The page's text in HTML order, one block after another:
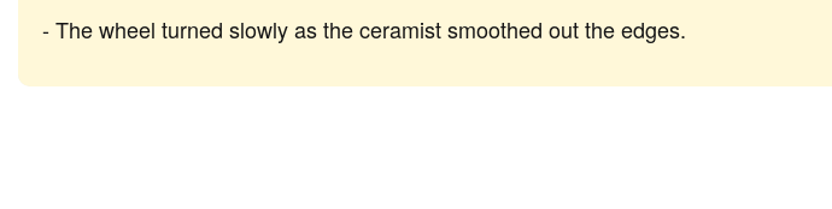
The wheel turned slowly as the ceramist smoothed out the edges.